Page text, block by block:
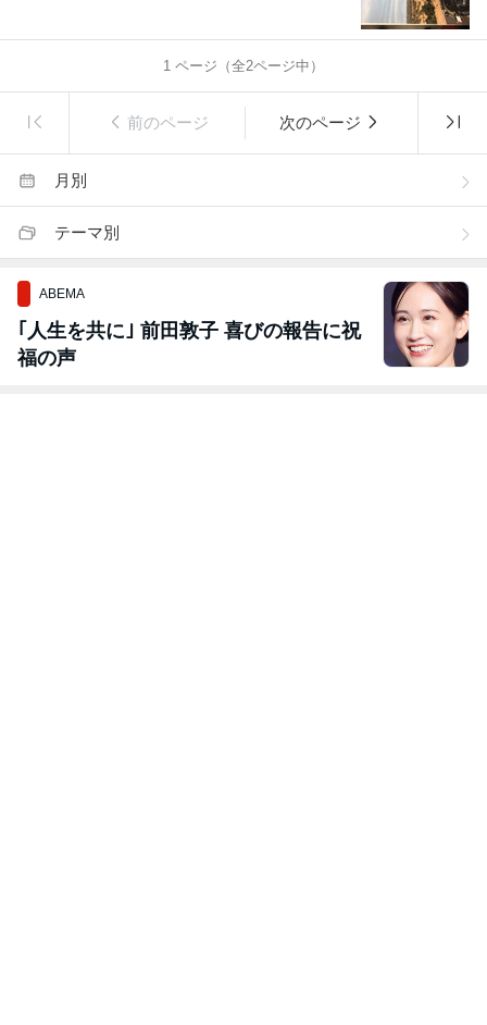
1 ページ（全2ページ中）
前のページ 次のページ
月別
テーマ別
ABEMA
｢人生を共に｣ 前田敦子 喜びの報告に祝
福の声